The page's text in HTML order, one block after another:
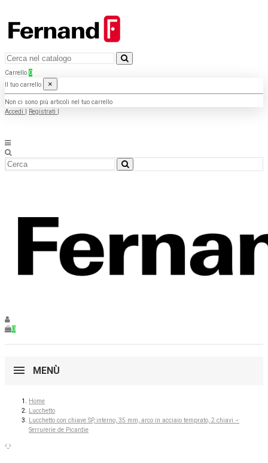
Carrello 0
Il tuo carrello
×
Non ci sono più articoli nel tuo carrello
Accedi
Registrati
0
MENÙ
Home
Lucchetto
Lucchetto con chiave SP, interno, 35 mm, arco in acciaio temprato, 2 chiavi –
Serrurerie de Picardie